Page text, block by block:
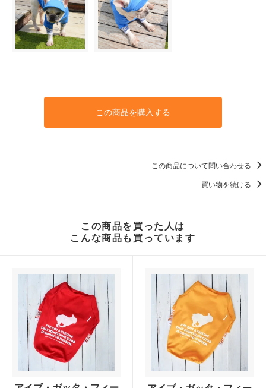
この商品を購入する
この商品について問い合わせる
買い物を続ける
この商品を買った人は
こんな商品も買っています